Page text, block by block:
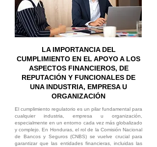
LA IMPORTANCIA DEL
CUMPLIMIENTO EN EL APOYO A LOS
ASPECTOS FINANCIEROS, DE
REPUTACIÓN Y FUNCIONALES DE
UNA INDUSTRIA, EMPRESA U
ORGANIZACIÓN
El cumplimiento regulatorio es un pilar fundamental para
cualquier industria, empresa u organización,
especialmente en un entorno cada vez más globalizado
y complejo. En Honduras, el rol de la Comisión Nacional
de Bancos y Seguros (CNBS) se vuelve crucial para
garantizar que las entidades financieras, incluidas las